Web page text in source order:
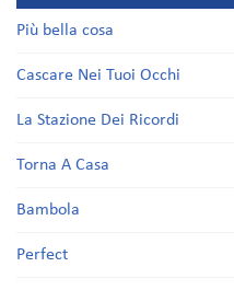
Più bella cosa
Cascare Nei Tuoi Occhi
La Stazione Dei Ricordi
Torna A Casa
Bambola
Perfect